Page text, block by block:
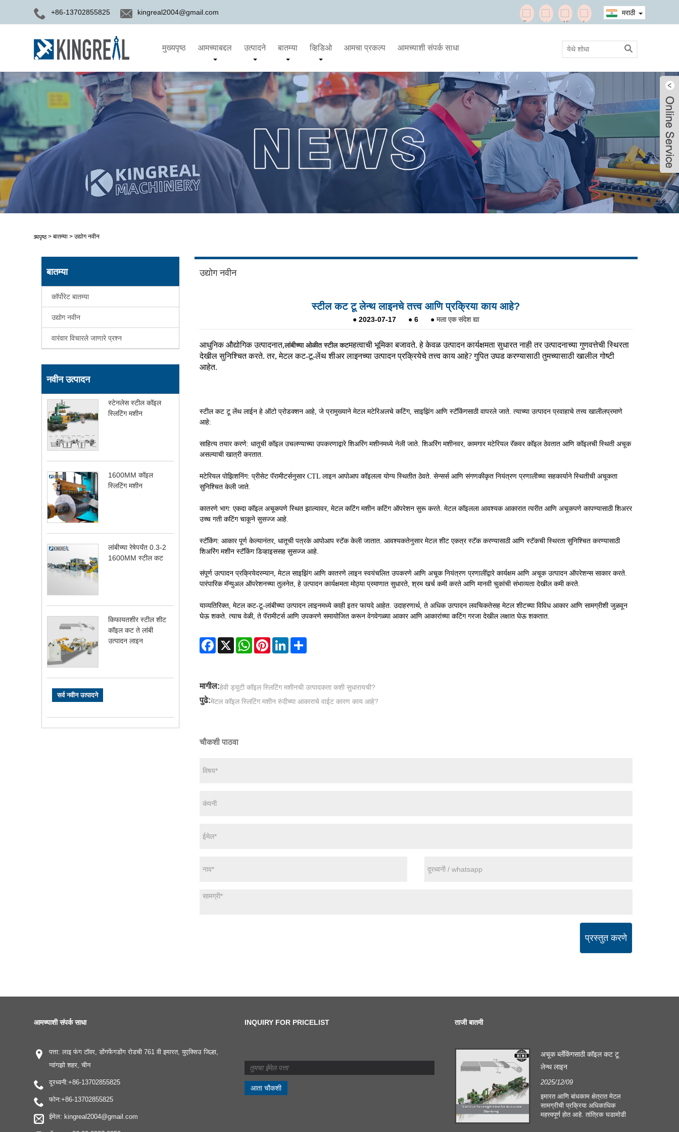
+86-13702855825 kingreal2004@gmail.com मराठी
मुख्यपृष्ठ आमच्याबद्दल उत्पादने बातम्या व्हिडिओ आमचा प्रकल्प आमच्याशी संपर्क साधा
मुख्यपृष्ठ > बातम्या > उद्योग नवीन
बातम्या
कॉर्पोरेट बातम्या
उद्योग नवीन
वारंवार विचारले जाणारे प्रश्न
नवीन उत्पादन
स्टेनलेस स्टील कॉइल
स्लिटिंग मशीन
1600MM कॉइल
स्लिटिंग मशीन
लांबीच्या रेषेपर्यंत 0.3-2
1600MM स्टील कट
किफायतशीर स्टील शीट
कॉइल कट ते लांबी
उत्पादन लाइन
सर्व नवीन उत्पादने
उद्योग नवीन
स्टील कट टू लेन्थ लाइनचे तत्त्व आणि प्रक्रिया काय आहे?
●2023-07-17 ●6 ●मला एक संदेश द्या
आधुनिक औद्योगिक उत्पादनात,लांबीच्या ओळीत स्टील कटमहत्वाची भूमिका बजावते. हे केवळ उत्पादन कार्यक्षमता सुधारत नाही तर उत्पादनाच्या गुणवत्तेची स्थिरता
देखील सुनिश्चित करते. तर, मेटल कट-टू-लेंथ शीअर लाइनच्या उत्पादन प्रक्रियेचे तत्त्व काय आहे? गुपित उघड करण्यासाठी तुमच्यासाठी खालील गोष्टी
आहेत.
स्टील कट टू लेंथ लाईन हे ऑटो प्रोडक्शन आहे, जे प्रामुख्याने मेटल मटेरिअलचे कटिंग, साइझिंग आणि स्टॅकिंगसाठी वापरले जाते. त्याच्या उत्पादन प्रवाहाचे तत्त्व खालीलप्रमाणे
आहे:
साहित्य तयार करणे: धातूची कॉइल उचलण्याच्या उपकरणाद्वारे शिअरिंग मशीनमध्ये नेली जाते. शिअरिंग मशीनवर, कामगार मटेरियल रॅकवर कॉइल ठेवतात आणि कॉइलची स्थिती अचूक
असल्याची खात्री करतात.
मटेरियल पोझिशनिंग: प्रीसेट पॅरामीटर्सनुसार CTL लाइन आपोआप कॉइलला योग्य स्थितीत ठेवते. सेन्सर्स आणि संगणकीकृत नियंत्रण प्रणालीच्या सहकार्याने स्थितीची अचूकता
सुनिश्चित केली जाते.
कातरणे भाग: एकदा कॉइल अचूकपणे स्थित झाल्यावर, मेटल कटिंग मशीन कटिंग ऑपरेशन सुरू करते. मेटल कॉइलला आवश्यक आकारात त्वरीत आणि अचूकपणे कापण्यासाठी शिअरर
उच्च गती कटिंग चाकूने सुसज्ज आहे.
स्टॅकिंग: आकार पूर्ण केल्यानंतर, धातूची पत्रके आपोआप स्टॅक केली जातात. आवश्यकतेनुसार मेटल शीट एकत्र स्टॅक करण्यासाठी आणि स्टॅकची स्थिरता सुनिश्चित करण्यासाठी
शिअरिंग मशीन स्टॅकिंग डिव्हाइससह सुसज्ज आहे.
संपूर्ण उत्पादन प्रक्रियेदरम्यान, मेटल साइझिंग आणि कातरणे लाइन स्वयंचलित उपकरणे आणि अचूक नियंत्रण प्रणालींद्वारे कार्यक्षम आणि अचूक उत्पादन ऑपरेशन्स साकार करते.
पारंपारिक मॅन्युअल ऑपरेशनच्या तुलनेत, हे उत्पादन कार्यक्षमता मोठ्या प्रमाणात सुधारते, श्रम खर्च कमी करते आणि मानवी चुकांची संभाव्यता देखील कमी करते.
याव्यतिरिक्त, मेटल कट-टू-लांबीच्या उत्पादन लाइनमध्ये काही इतर फायदे आहेत. उदाहरणार्थ, ते अधिक उत्पादन लवचिकतेसह मेटल शीटच्या विविध आकार आणि सामग्रीशी जुळवून
घेऊ शकते. त्याच वेळी, ते पॅरामीटर्स आणि उपकरणे समायोजित करून वेगवेगळ्या आकार आणि आकारांच्या कटिंग गरजा देखील लक्षात घेऊ शकतात.
Facebook
X WhatsAppPinterestLinkedInShare
मागील:हेवी ड्यूटी कॉइल स्लिटिंग मशीनची उत्पादकता कशी सुधारायची?
पुढे:मेटल कॉइल स्लिटिंग मशीन रुंदीच्या आकाराचे वाईट कारण काय आहे?
चौकशी पाठवा
प्रस्तुत करणे
आमच्याशी संपर्क साधा
पत्ता: लाइ फंग टॉवर, डोंगफेंगडोंग रोडची 761 वी इमारत, युएक्सिउ जिल्हा,
ग्वांगझो शहर, चीन
दूरध्वनी:+86-13702855825
फोन:+86-13702855825
ईमेल: kingreal2004@gmail.com
INQUIRY FOR PRICELIST ताजी बातमी
अचूक ब्लँकिंगसाठी कॉइल कट टू
लेन्थ लाइन
2025/12/09
इमारत आणि बांधकाम क्षेत्रात मेटल
सामग्रीची प्रक्रिया अधिकाधिक
महत्त्वपूर्ण होत आहे. तांत्रिक घडामोडी